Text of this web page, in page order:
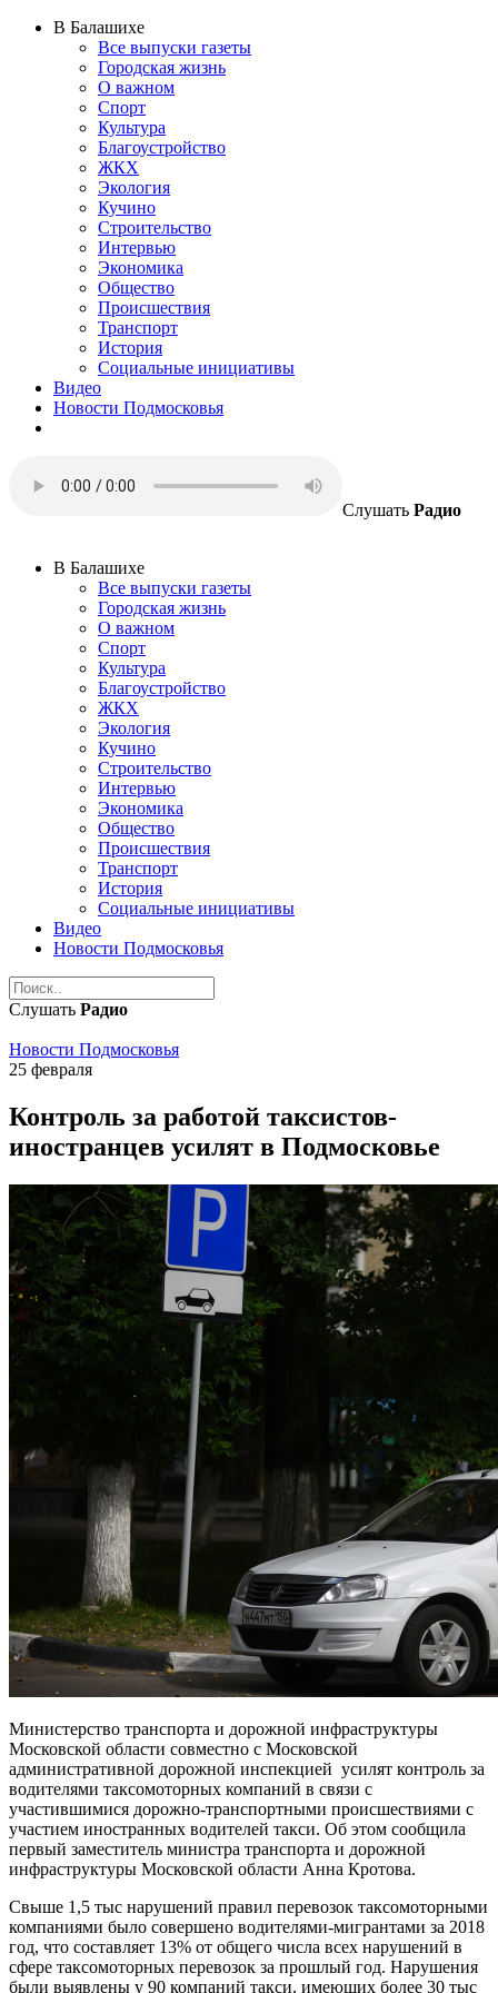
В Балашихе
Все выпуски газеты
Городская жизнь
О важном
Спорт
Культура
Благоустройство
ЖКХ
Экология
Кучино
Строительство
Интервью
Экономика
Общество
Происшествия
Транспорт
История
Социальные инициативы
Видео
Новости Подмосковья
Слушать Радио
В Балашихе
Все выпуски газеты
Городская жизнь
О важном
Спорт
Культура
Благоустройство
ЖКХ
Экология
Кучино
Строительство
Интервью
Экономика
Общество
Происшествия
Транспорт
История
Социальные инициативы
Видео
Новости Подмосковья
Слушать Радио
Новости Подмосковья
25 февраля
Контроль за работой таксистов-
иностранцев усилят в Подмосковье
Министерство транспорта и дорожной инфраструктуры
Московской области совместно с Московской
административной дорожной инспекцией усилят контроль за
водителями таксомоторных компаний в связи с
участившимися дорожно-транспортными происшествиями с
участием иностранных водителей такси. Об этом сообщила
первый заместитель министра транспорта и дорожной
инфраструктуры Московской области Анна Кротова.
Свыше 1,5 тыс нарушений правил перевозок таксомоторными
компаниями было совершено водителями-мигрантами за 2018
год, что составляет 13% от общего числа всех нарушений в
сфере таксомоторных перевозок за прошлый год. Нарушения
были выявлены у 90 компаний такси, имеющих более 30 тыс